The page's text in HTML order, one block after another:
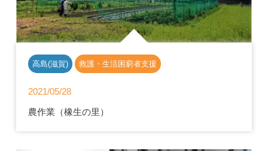
高島(滋賀) 救護・生活困窮者支援
2021/05/28
農作業（橡生の里）